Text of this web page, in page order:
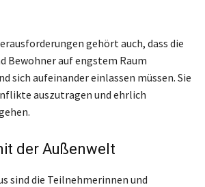
gehört auch, dass die
Bewohner auf engstem Raum
sich aufeinander einlassen müssen. Sie
auszutragen und ehrlich
der Außenwelt
sind die Teilnehmerinnen und